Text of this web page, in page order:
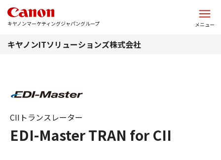
キヤノンマーケティングジャパングループ メニュー
キヤノンITソリューションズ株式会社
EDI-Master TRAN for CII
CIIトランスレーター